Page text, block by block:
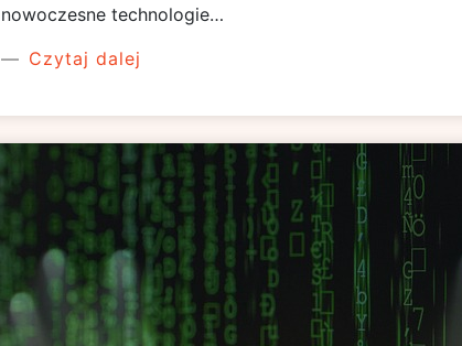
nowoczesne technologie…
Czytaj dalej